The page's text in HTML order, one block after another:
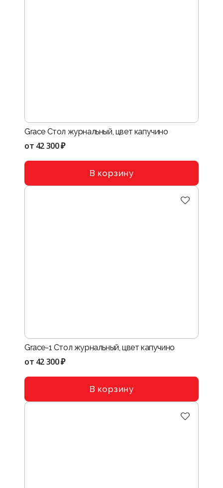
Grace Стол журнальный, цвет капучино
от 42 300 ₽
В корзину
Grace-1 Стол журнальный, цвет капучино
от 42 300 ₽
В корзину